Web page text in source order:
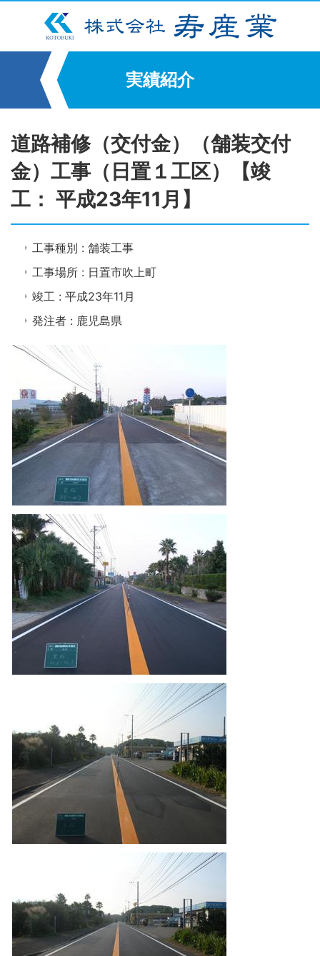
実績紹介
道路補修（交付金）（舗装交付
金）工事（日置１工区）【竣
工： 平成23年11月】
工事種別 : 舗装工事
工事場所 : 日置市吹上町
竣工 : 平成23年11月
発注者 : 鹿児島県